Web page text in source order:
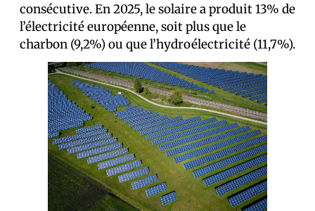
consécutive. En 2025, le solaire a produit 13% de
l’électricité européenne, soit plus que le
charbon (9,2%) ou que l’hydroélectricité (11,7%).